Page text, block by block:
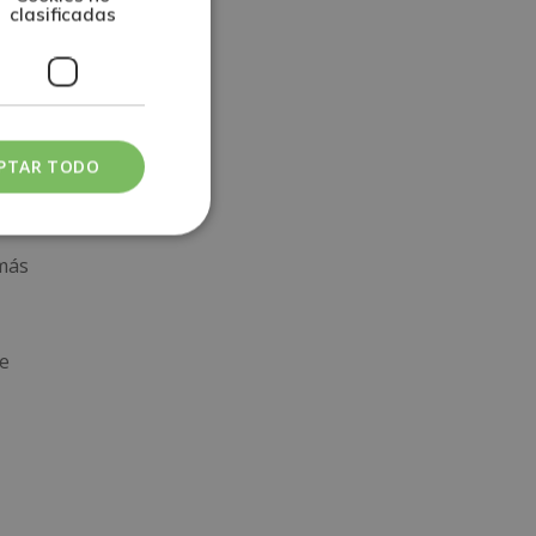
los
clasificadas
TODO